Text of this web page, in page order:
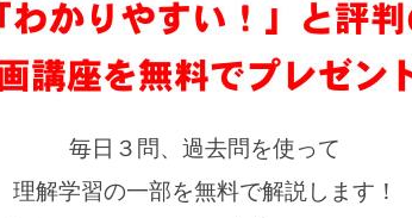
毎日３問、過去問を使って
理解学習の一部を無料で解説します！